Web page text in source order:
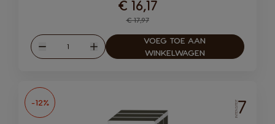
Regular Price
€ 17,97
€ 16,17
Verlagen
Hoeveelheid
Verhogen
VOEG TOE AAN
WINKELWAGEN
-12% INTENSITEIT7